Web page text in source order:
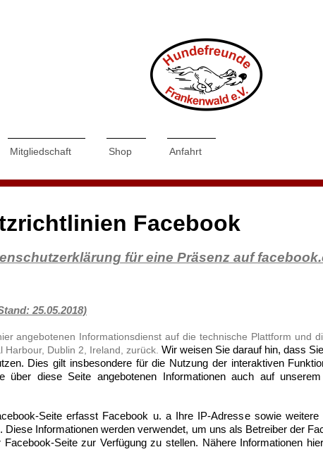
Mitgliedschaft Shop Anfahrt
Facebook
für eine Präsenz auf
25.05.2018)
angebotenen Informationsdienst auf die technische Plattform und
Dublin 2, Ireland, zurück. Wir weisen Sie darauf hin, dass
Dies gilt insbesondere für die Nutzung der interaktiven
über diese Seite angebotenen Informationen auch auf unserem
Seite erfasst Facebook u. a Ihre IP-Adresse sowie
Diese Informationen werden verwendet, um uns als Betreiber der
Facebook-Seite zur Verfügung zu stellen. Nähere Informationen